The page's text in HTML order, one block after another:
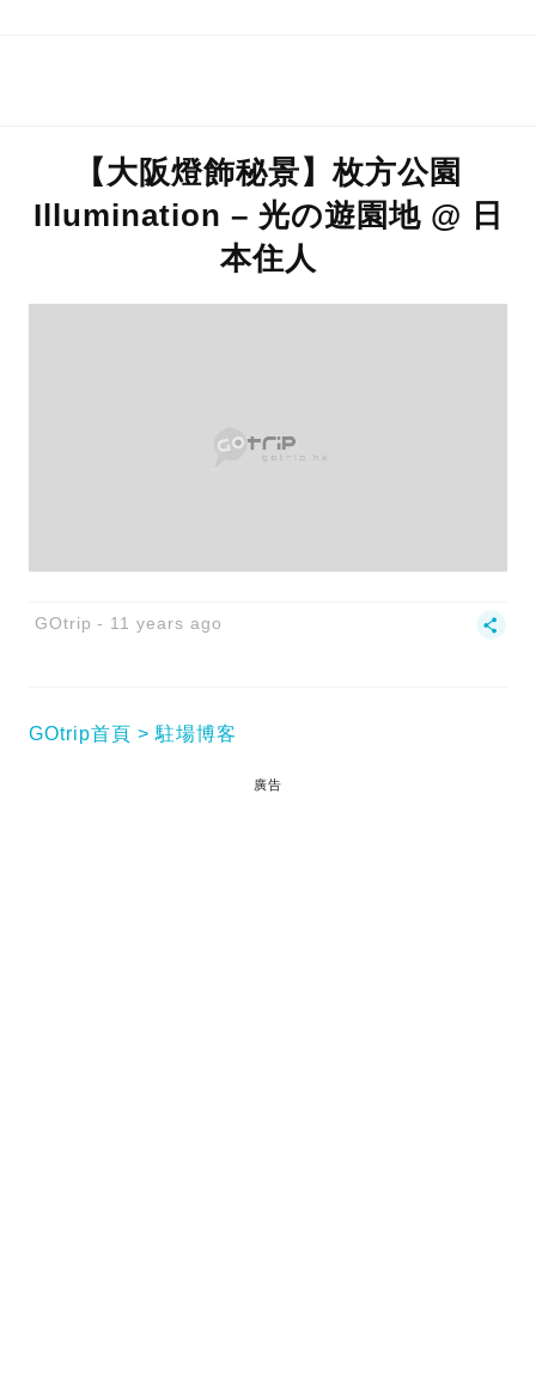
【大阪燈飾秘景】枚方公園
Illumination – 光の遊園地 @ 日
本住人
GOtrip 11 years ago
GOtrip首頁 駐場博客
廣告